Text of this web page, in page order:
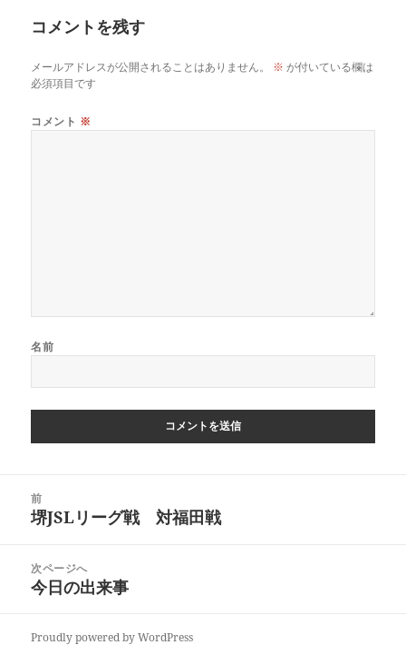
ナ
ゲ
ー
シ
ン
コメントを残す
メールアドレスが公開されることはありません。 ※ が付いている欄は
必須項目です
コメント ※
名前
前
前
投
稿:
堺JSLリーグ戦 対福田戦
次ページへ
次
投
今日の出来事
Proudly powered by WordPress